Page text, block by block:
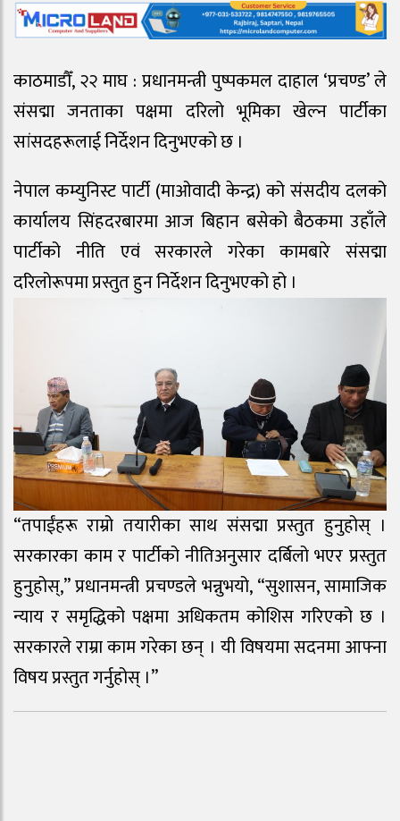
काठमाडौँ, २२ माघ : प्रधानमन्त्री पुष्पकमल दाहाल ‘प्रचण्ड’ ले
संसद्मा जनताका पक्षमा दरिलो भूमिका खेल्न पार्टीका
सांसदहरूलाई निर्देशन दिनुभएको छ ।
नेपाल कम्युनिस्ट पार्टी (माओवादी केन्द्र) को संसदीय दलको
कार्यालय सिंहदरबारमा आज बिहान बसेको बैठकमा उहाँले
पार्टीको नीति एवं सरकारले गरेका कामबारे संसद्मा
दरिलोरूपमा प्रस्तुत हुन निर्देशन दिनुभएको हो ।
“तपाईंहरू राम्रो तयारीका साथ संसद्मा प्रस्तुत हुनुहोस् ।
सरकारका काम र पार्टीको नीतिअनुसार दर्बिलो भएर प्रस्तुत
हुनुहोस्,” प्रधानमन्त्री प्रचण्डले भन्नुभयो, “सुशासन, सामाजिक
न्याय र समृद्धिको पक्षमा अधिकतम कोशिस गरिएको छ ।
सरकारले राम्रा काम गरेका छन् । यी विषयमा सदनमा आफ्ना
विषय प्रस्तुत गर्नुहोस् ।”